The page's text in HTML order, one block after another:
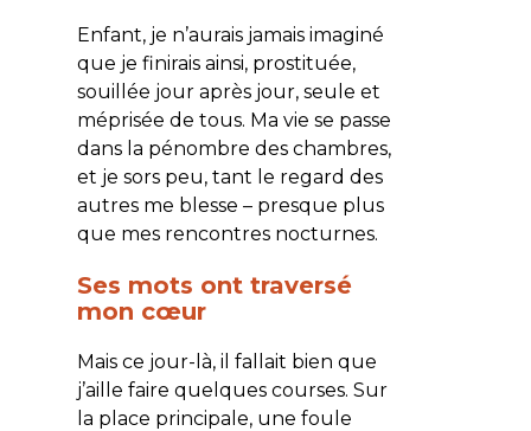
Enfant, je n’aurais jamais imaginé
que je finirais ainsi, prostituée,
souillée jour après jour, seule et
méprisée de tous. Ma vie se passe
dans la pénombre des chambres,
et je sors peu, tant le regard des
autres me blesse – presque plus
que mes rencontres nocturnes.
Ses mots ont traversé
mon cœur
Mais ce jour-là, il fallait bien que
j’aille faire quelques courses. Sur
la place principale, une foule